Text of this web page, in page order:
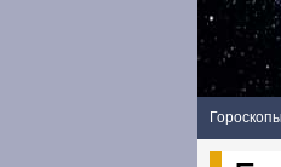
Гороскопы